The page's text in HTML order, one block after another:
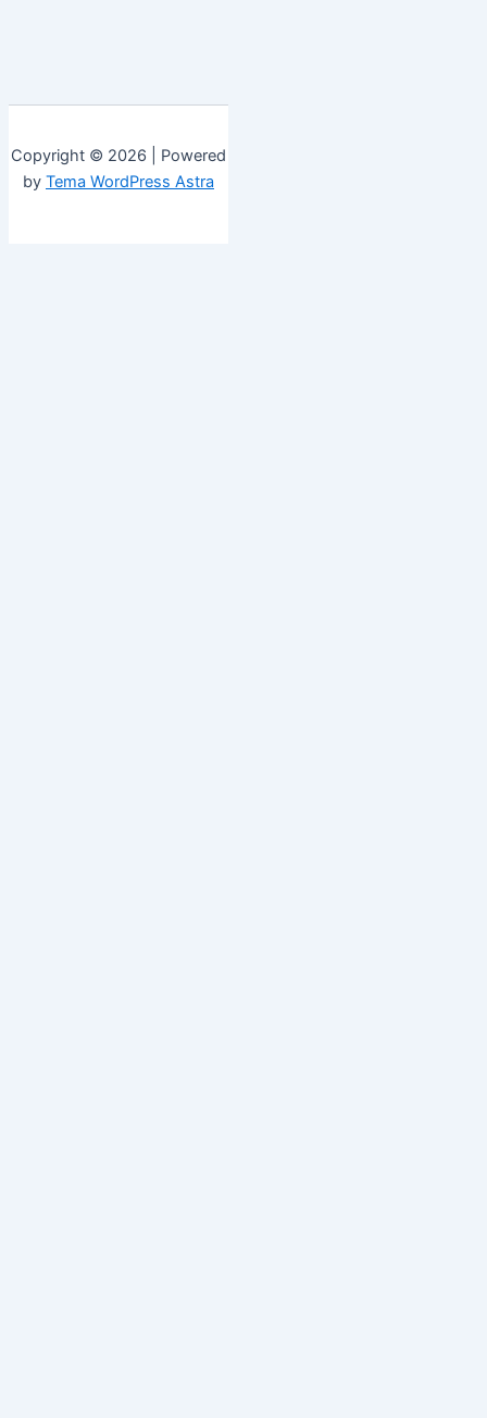
Copyright © 2026 | Powered
by Tema WordPress Astra